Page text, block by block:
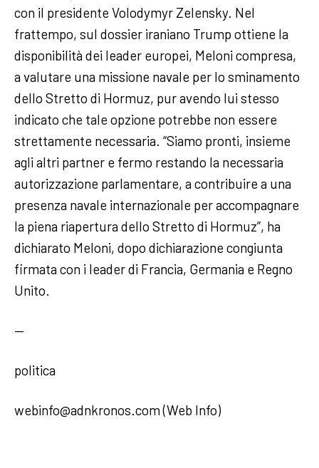
con il presidente Volodymyr Zelensky. Nel
frattempo, sul dossier iraniano Trump ottiene la
disponibilità dei leader europei, Meloni compresa,
a valutare una missione navale per lo sminamento
dello Stretto di Hormuz, pur avendo lui stesso
indicato che tale opzione potrebbe non essere
strettamente necessaria. “Siamo pronti, insieme
agli altri partner e fermo restando la necessaria
autorizzazione parlamentare, a contribuire a una
presenza navale internazionale per accompagnare
la piena riapertura dello Stretto di Hormuz”, ha
dichiarato Meloni, dopo dichiarazione congiunta
firmata con i leader di Francia, Germania e Regno
Unito.
—
politica
webinfo@adnkronos.com (Web Info)